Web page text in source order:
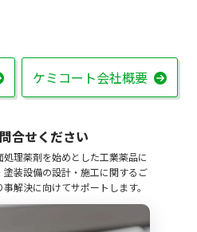
ケミコート会社概要
合せください
理薬剤を始めとした工業薬品に
装設備の設計・施工に関するご
解決に向けてサポートします。